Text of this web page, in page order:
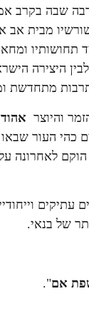
שבה בקרב
מבית
תחושותיו
היצירה
מתחדשת
והיוצר
עם להקת "הפליטים" מ-1987)
לאחרונה על
עתיקים
של בנאי.
אם".